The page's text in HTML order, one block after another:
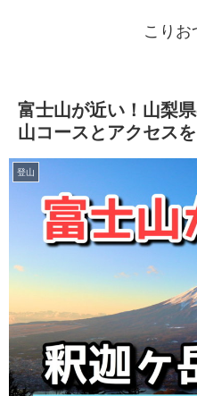
こりお
富士山が近い！山梨
山コースとアクセス
登山